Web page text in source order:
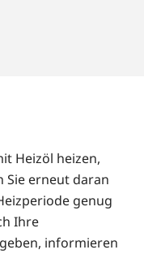
Heizöl heizen,
Sie erneut daran
genug
Ihre
informieren